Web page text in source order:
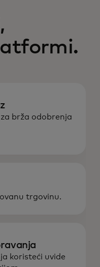
brža odobrenja
trgovinu.
koristeći uvide